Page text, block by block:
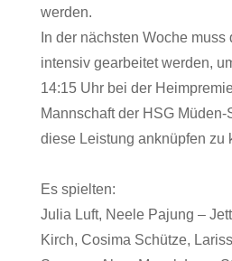
werden.
In der nächsten Woche muss
intensiv gearbeitet werden,
14:15 Uhr bei der
Mannschaft der HSG
diese Leistung anknüpfen zu
Es spielten:
Julia Luft, Neele Pajung –
Kirch, Cosima Schütze,